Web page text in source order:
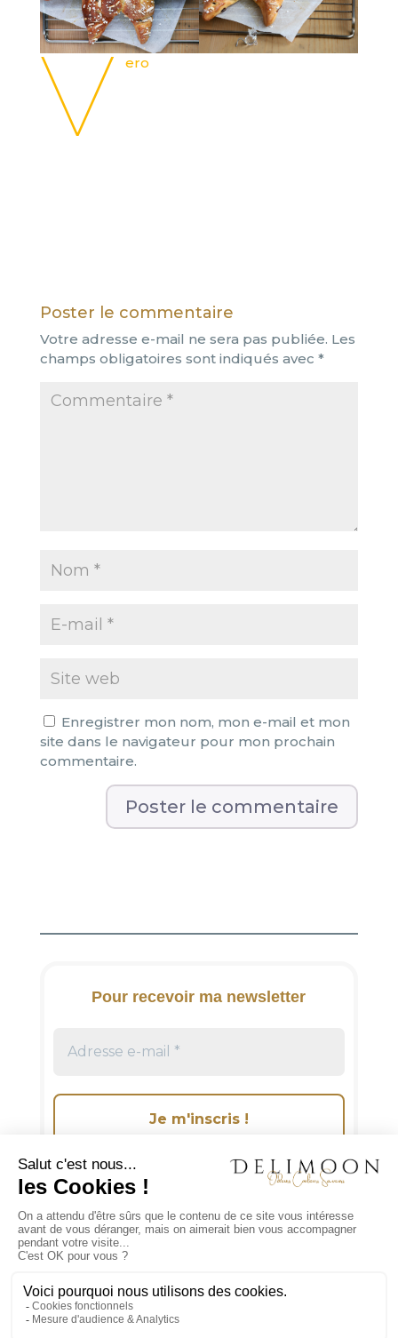
V ero
Poster le commentaire
Votre adresse e-mail ne sera pas publiée. Les
champs obligatoires sont indiqués avec *
Enregistrer mon nom, mon e-mail et mon
site dans le navigateur pour mon prochain
commentaire.
n
Pour recevoir ma newsletter